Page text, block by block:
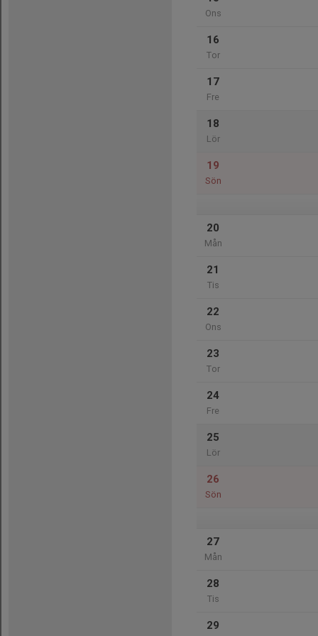
Ons
16
Tor
17
Fre
18
Lör
19
Sön
20
Mån
21
Tis
22
Ons
23
Tor
24
Fre
25
Lör
26
Sön
27
Mån
28
Tis
29